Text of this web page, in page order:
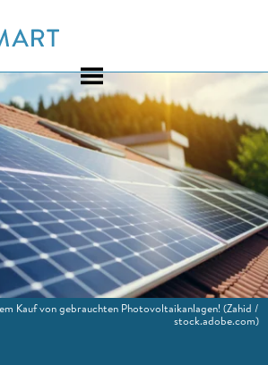
Kauf von gebrauchten Photovoltaikanlagen!(Zahid /
stock.adobe.com)